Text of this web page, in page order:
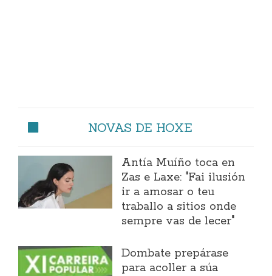
NOVAS DE HOXE
Antía Muíño toca en
Zas e Laxe: "Fai ilusión
ir a amosar o teu
traballo a sitios onde
sempre vas de lecer"
Dombate prepárase
para acoller a súa